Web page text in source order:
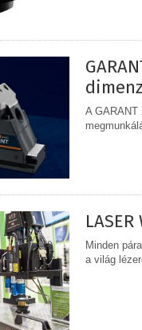
A GARANT
Minden
a világ